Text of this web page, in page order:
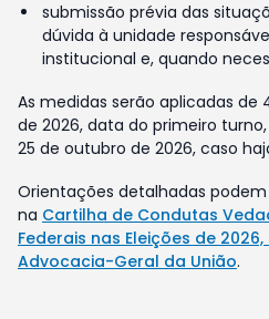
submissão prévia das
dúvida à unidade
institucional e, quando
As medidas serão aplicadas de
de 2026, data do primeiro
25 de outubro de 2026, caso
Orientações detalhadas
na Cartilha de Condutas
Federais nas Eleições de
Advocacia-Geral da União.